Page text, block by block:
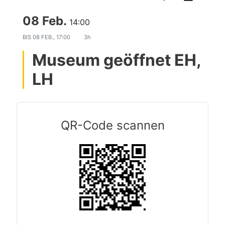
08 Feb. 14:00
BIS 08 FEB., 17:00 3h
Museum geöffnet EH,
LH
QR-Code scannen